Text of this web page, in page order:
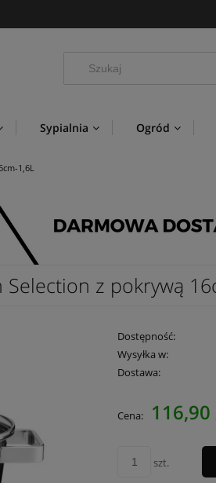
Sypialnia Ogród
1,6L
z pokrywą
Dostępność:
Wysyłka w:
Dostawa:
Cena: 116,90
szt.